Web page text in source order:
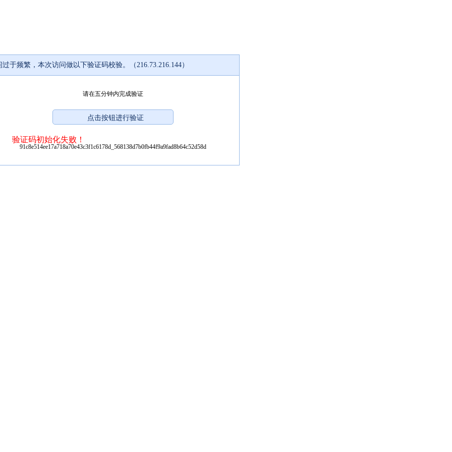
过于频繁，本次访问做以下验证码校验。（216.73.216.144）
请在五分钟内完成验证
验证码初始化失败！
91c8e514ee17a718a70e43c3f1c6178d_568138d7b0fb44f9a9fad8b64c52d58d